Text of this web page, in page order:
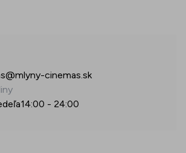
cinemas.sk
14:00 - 24:00